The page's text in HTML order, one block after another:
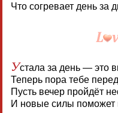
Что согревает день за
Устала за день — это
Теперь пора тебе
Пусть вечер пройдёт
И новые силы поможет